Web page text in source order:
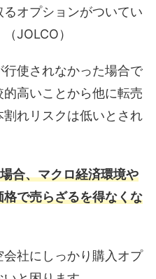
オプションがついてい
JOLCO）
使されなかった場合で
高いことから他に転売
れリスクは低いとされ
合、マクロ経済環境や
で売らざるを得なくな
社にしっかり購入オプ